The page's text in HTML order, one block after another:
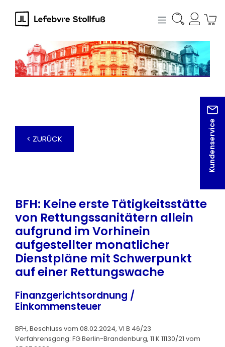
springen
Kundenservice
< ZURÜCK
BFH: Keine erste Tätigkeitsstätte
von Rettungssanitätern allein
aufgrund im Vorhinein
aufgestellter monatlicher
Dienstpläne mit Schwerpunkt
auf einer Rettungswache
Finanzgerichtsordnung /
Einkommensteuer
BFH, Beschluss vom 08.02.2024, VI B 46/23
Verfahrensgang: FG Berlin-Brandenburg, 11 K 11130/21 vom